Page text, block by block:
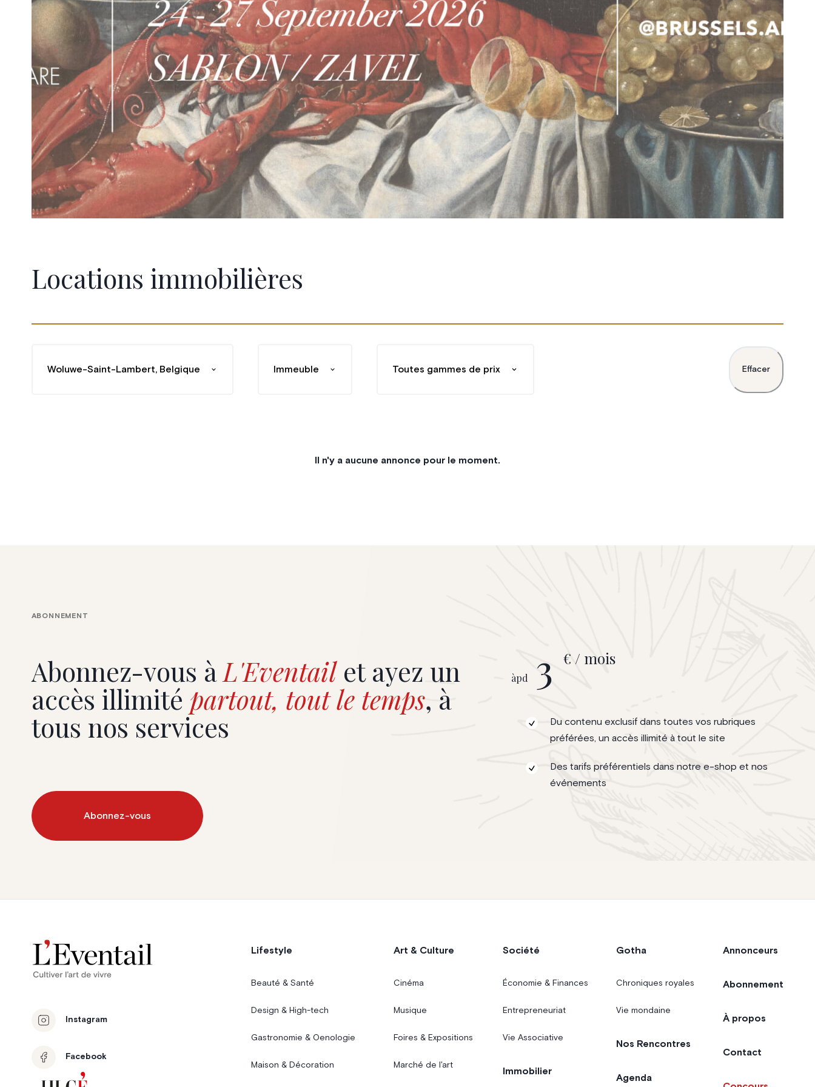
Locations immobilières
Woluwe-Saint-Lambert, Belgique Immeuble Toutes gammes de prix Effacer
Il n'y a aucune annonce pour le moment.
Abonnez-vous àL'Eventailet ayez un
accès illimité partout, tout le temps, à
tous nos services
ABONNEMENT
Abonnez-vous
àpd 3 € / mois
Du contenu exclusif dans toutes vos rubriques
préférées, un accès illimité à tout le site
Des tarifs préférentiels dans notre e-shop et nos
événements
Instagram
Facebook
Lifestyle
Beauté & Santé
Design & High-tech
Gastronomie & Oenologie
Maison & Décoration
Art & Culture
Cinéma
Musique
Foires & Expositions
Marché de l'art
Société
Économie & Finances
Entrepreneuriat
Vie Associative
Immobilier
Gotha
Chroniques royales
Vie mondaine
Nos Rencontres
Agenda
Annonceurs
Abonnement
À propos
Contact